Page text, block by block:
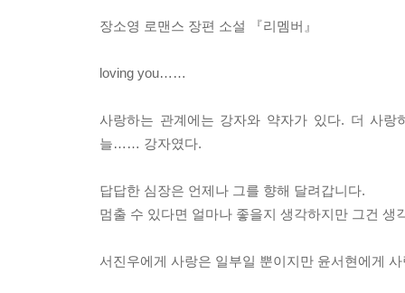
장소영 로맨스 장편 소설 『리멤버』
loving you……
사랑하는 관계에는 강자와 약자가 있다. 더 사
늘…… 강자였다.
답답한 심장은 언제나 그를 향해 달려갑니다.
멈출 수 있다면 얼마나 좋을지 생각하지만 그건 생
서진우에게 사랑은 일부일 뿐이지만 윤서현에게